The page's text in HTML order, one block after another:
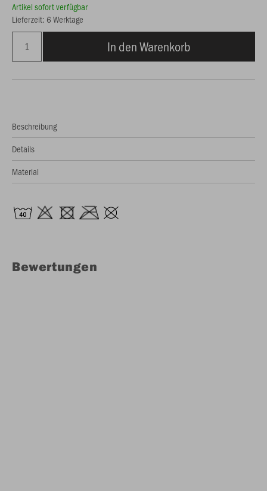
Artikel sofort verfügbar
Lieferzeit: 6 Werktage
In den Warenkorb
Beschreibung
Details
Material
Bewertungen